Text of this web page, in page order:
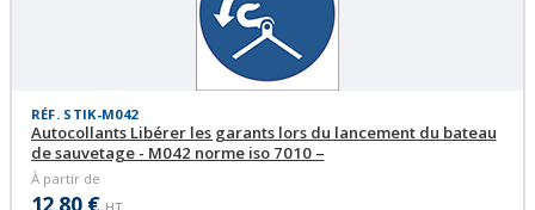
RÉF. STIK-M042
Autocollants Libérer les garants lors du lancement du bateau
de sauvetage - M042 norme iso 7010 –
À partir de